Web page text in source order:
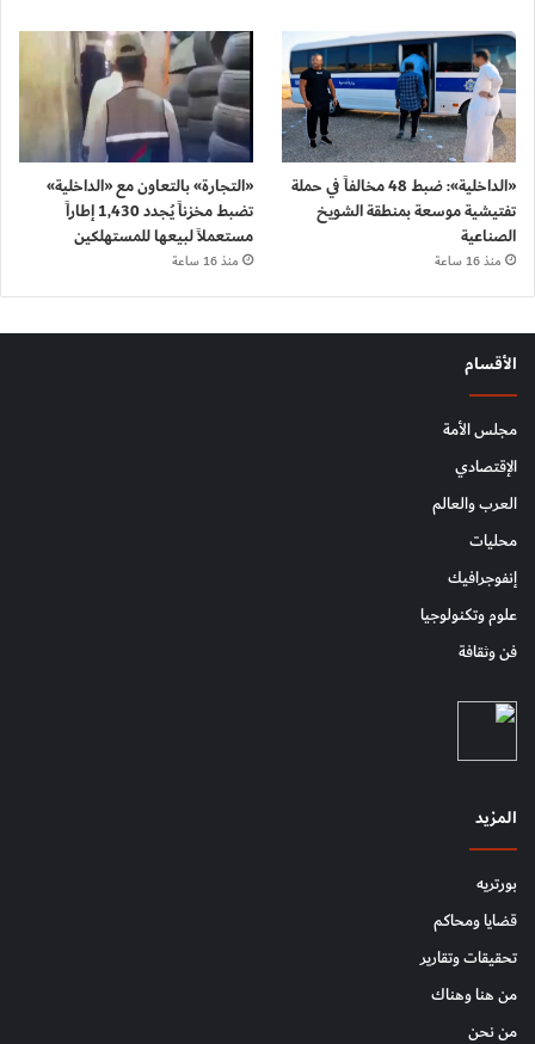
«الداخلية»: ضبط 48 مخالفاً في حملة
تفتيشية موسعة بمنطقة الشويخ
الصناعية
منذ 16 ساعة
«التجارة» بالتعاون مع «الداخلية»
تضبط مخزناً يُجدد 1,430 إطاراً
مستعملاً لبيعها للمستهلكين
منذ 16 ساعة
الأقسام
مجلس الأمة
الإقتصادي
العرب والعالم
محليات
إنفوجرافيك
علوم وتكنولوجيا
فن وثقافة
المزيد
بورتريه
قضايا ومحاكم
تحقيقات وتقارير
من هنا وهناك
من نحن